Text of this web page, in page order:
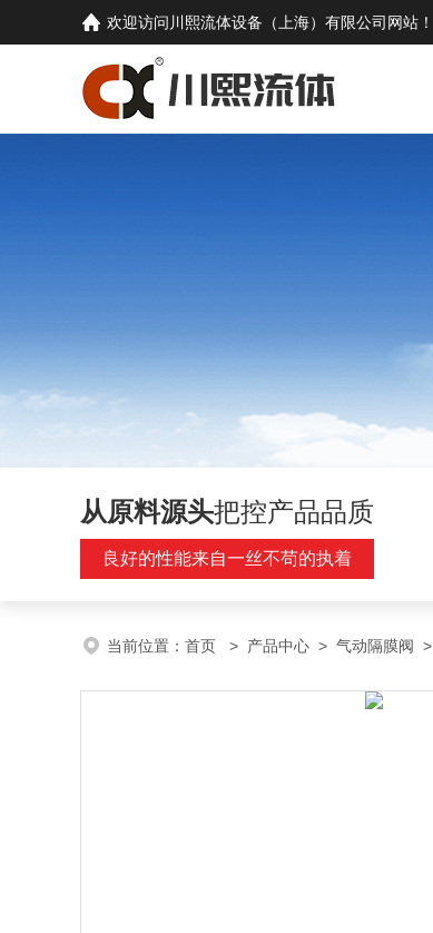
欢迎访问 川熙流体设备（上海）有限公司 网站！
从原料源头把控产品品质
良好的性能来自一丝不苟的执着
当前位置： 首页 > 产品中心 > 气动隔膜阀 >